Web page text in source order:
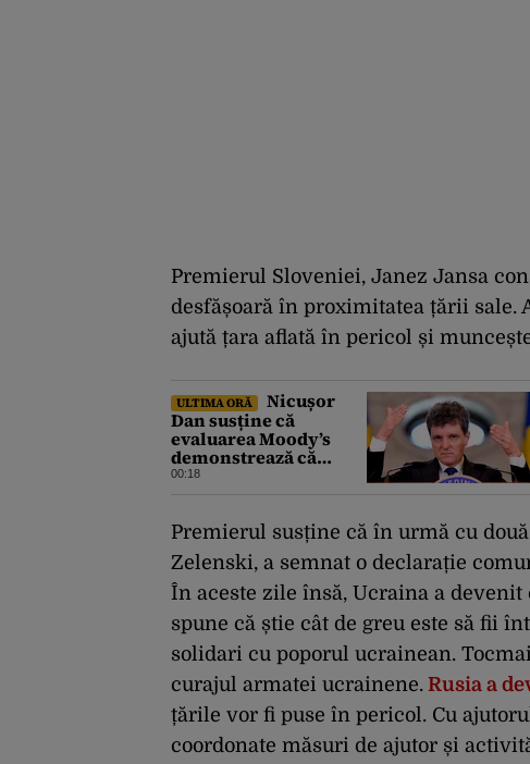
Premierul Sloveniei, Janez Jansa
desfășoară în proximitatea țării sale.
ajută țara aflată în pericol și
ULTIMA ORĂ
Nicușor
Dan susține că
evaluarea Moody’s
demonstrează că
România a făcut pașii
investitorilor: „Totuși,
perspectiva rămâne
rezervată”
00:18
Premierul susține că în urmă cu
Zelenski, a semnat o declarație
În aceste zile însă, Ucraina a
spune că știe cât de greu este să fii
solidari cu poporul ucrainean.
curajul armatei ucrainene. Rusia a
țările vor fi puse în pericol. Cu
coordonate măsuri de ajutor și